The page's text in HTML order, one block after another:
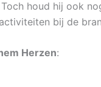
houd hij ook
bij de
Herzen: